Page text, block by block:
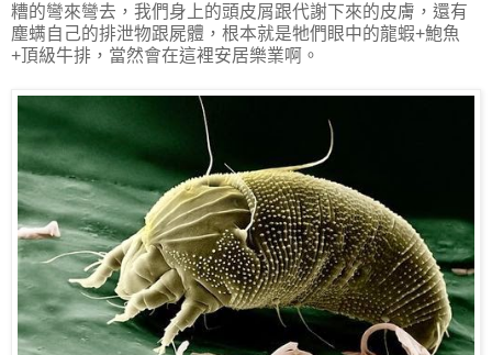
糟的彎來彎去，我們身上的頭皮屑跟代謝下來的皮膚，還有
塵螨自己的排泄物跟屍體，根本就是牠們眼中的龍蝦+鮑魚
+頂級牛排，當然會在這裡安居樂業啊。